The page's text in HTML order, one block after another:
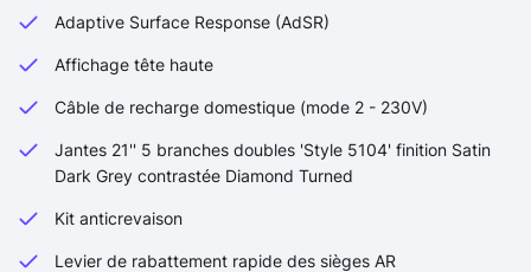
Adaptive Surface Response (AdSR)
Affichage tête haute
Câble de recharge domestique (mode 2 - 230V)
Jantes 21'' 5 branches doubles 'Style 5104' finition Satin
Dark Grey contrastée Diamond Turned
Kit anticrevaison
Levier de rabattement rapide des sièges AR